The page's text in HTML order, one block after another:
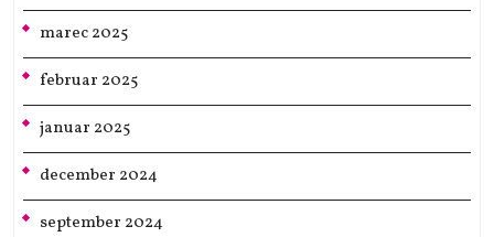
marec 2025
februar 2025
januar 2025
december 2024
september 2024